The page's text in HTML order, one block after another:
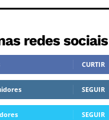
redes sociais
CURTIR
SEGUIR
SEGUIR